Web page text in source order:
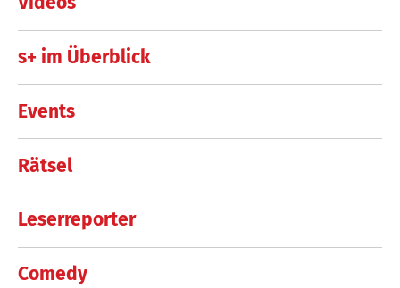
s+ im Überblick
Events
Rätsel
Leserreporter
Comedy